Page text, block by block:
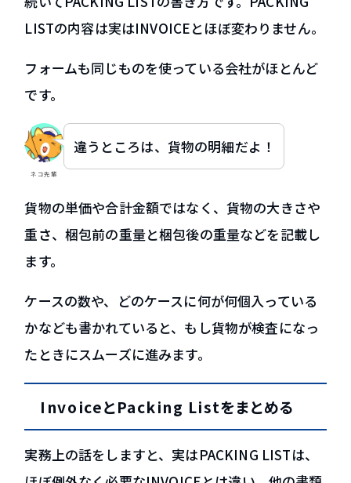
LISTの内容は実はINVOICEとほぼ変わりません。
フォームも同じものを使っている会社がほとんど
です。
ネコ先輩
違うところは、貨物の明細だよ！
貨物の単価や合計金額ではなく、貨物の大きさや
重さ、梱包前の重量と梱包後の重量などを記載し
ます。
ケースの数や、どのケースに何が何個入っている
かなども書かれていると、もし貨物が検査になっ
たときにスムーズに進みます。
InvoiceとPacking Listをまとめる
実務上の話をしますと、実はPACKING LISTは、